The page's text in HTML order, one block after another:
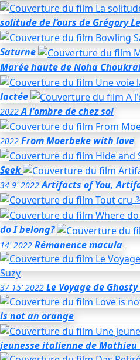
solitude de l’ours de Grégory
Saturne
Marée hautede Noha
lactée
2022 A l'ombre de chez soi
2022 From Moerbeke with love
Seek
34 9' 2022 Artifacts of You,
do I belong?
14' 2022 Rémanence macula
37 15' 2022 Le Voyage de
is not an orange
jeunesse italiennede Mathieu